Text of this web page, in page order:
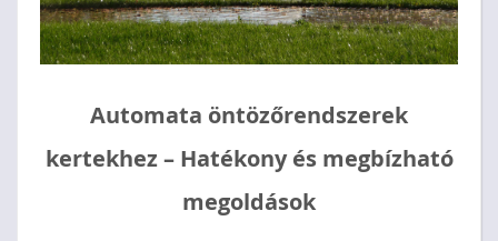
Automata öntözőrendszerek
kertekhez – Hatékony és megbízható
megoldások